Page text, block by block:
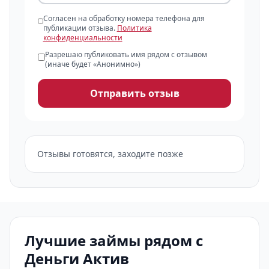
Согласен на обработку номера телефона для
публикации отзыва. Политика
конфиденциальности
Разрешаю публиковать имя рядом с отзывом
(иначе будет «Анонимно»)
Отправить отзыв
Отзывы готовятся, заходите позже
Лучшие займы рядом с
Деньги Актив